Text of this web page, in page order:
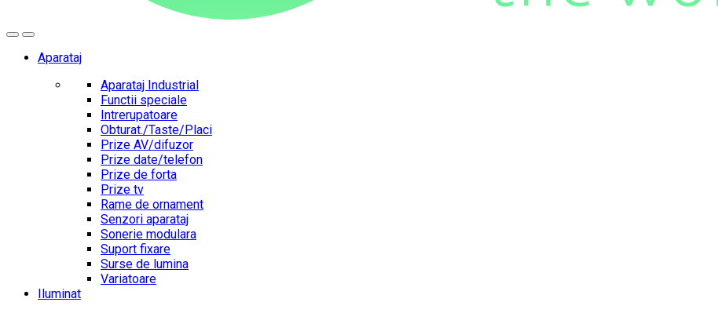
Aparataj
Aparataj Industrial
Functii speciale
Intrerupatoare
Obturat./Taste/Placi
Prize AV/difuzor
Prize date/telefon
Prize de forta
Prize tv
Rame de ornament
Senzori aparataj
Sonerie modulara
Suport fixare
Surse de lumina
Variatoare
Iluminat